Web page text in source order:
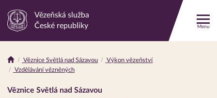
Odkaz
stránku
Vězeňská služba
České republiky
Menu
Drobečková
Věznice Světlá nad Sázavou
Výkon vězeňství
Vzdělávání vězněných
Věznice Světlá nad Sázavou